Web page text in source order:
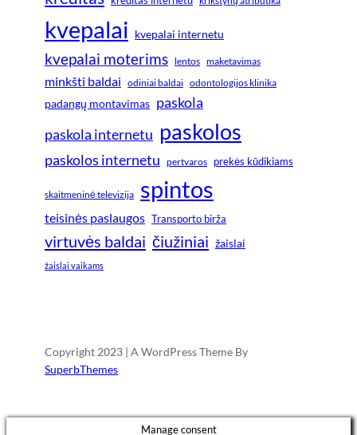
kvepalai kvepalai internetu
kvepalai moterims lentos maketavimas
minkšti baldai odiniai baldai odontologijos klinika
padangų montavimas paskola
paskola internetu paskolos
paskolos internetu pertvaros prekės kūdikiams
skaitmeninė televizija spintos
teisinės paslaugos Transporto birža
virtuvės baldai čiužiniai žaislai
žaislai vaikams
Copyright 2023 | A WordPress Theme By
SuperbThemes
Manage consent